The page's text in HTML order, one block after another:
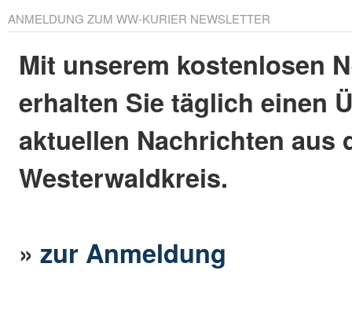
ANMELDUNG ZUM WW-KURIER NEWSLETTER
Mit unserem kostenlosen
erhalten Sie täglich einen
aktuellen Nachrichten aus
Westerwaldkreis.
»zur Anmeldung